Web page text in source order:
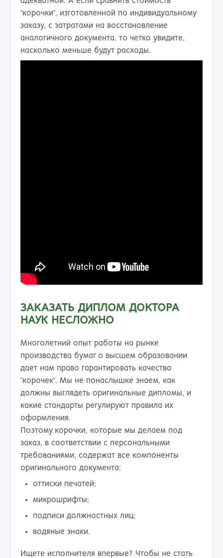
"корочки", изготовленной по индивидуальному
заказу, с затратами на восстановление
аналогичного документа, то четко увидите,
насколько меньше будут расходы.
ЗАКАЗАТЬ ДИПЛОМ ДОКТОРА
НАУК НЕСЛОЖНО
Многолетний опыт работы на рынке
производства бумаг о высшем образовании
дает нам право гарантировать качество
"корочек". Мы не понаслышке знаем, как
должны выглядеть оригинальные дипломы, и
какие стандарты регулируют правила их
оформления.
Поэтому корочки, которые мы делаем под
заказ, в соответствии с персональными
требованиями, содержат все компоненты
оригинального документа:
оттиски печатей;
микрошрифты;
подписи должностных лиц;
водяные знаки.
Ищете исполнителя впервые? Чтобы не стать